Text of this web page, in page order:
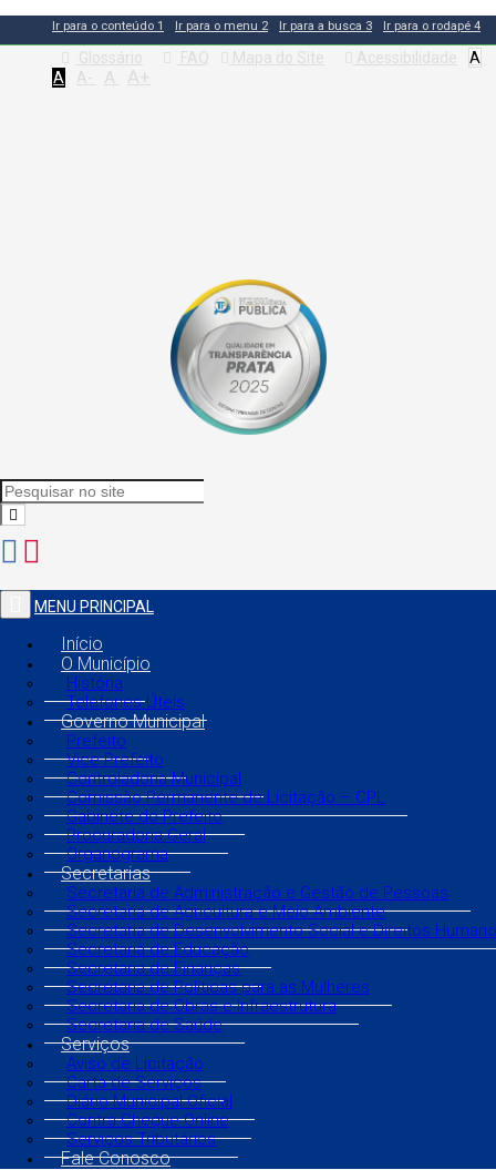
Ir para o conteúdo 1 Ir para o menu 2 Ir para a busca 3 Ir para o rodapé 4
Glossário FAQ Mapa do Site Acessibilidade
A
A
A- A A+
MENU PRINCIPAL
Início
O Município
História
Telefones Úteis
Governo Municipal
Prefeito
Vice Prefeito
Controladoria Municipal
Comissão Permanente de Licitação – CPL
Gabinete do Prefeito
Procuradoria Geral
Organograma
Secretarias
Secretaria de Administração e Gestão de Pessoas
Secretaria de Agricultura e Meio Ambiente
Secretaria de Desenvolvimento Social e Direitos
Secretaria de Educação
Secretaria de Finanças
Secretaria de Políticas para as Mulheres
Secretaria de Obras e Infraestrutura
Secretaria de Saúde
Serviços
Aviso de Licitação
Carta de Serviços
Diário Municipal Oficial
Contra Cheque Online
Serviços Tributários
Fale Conosco